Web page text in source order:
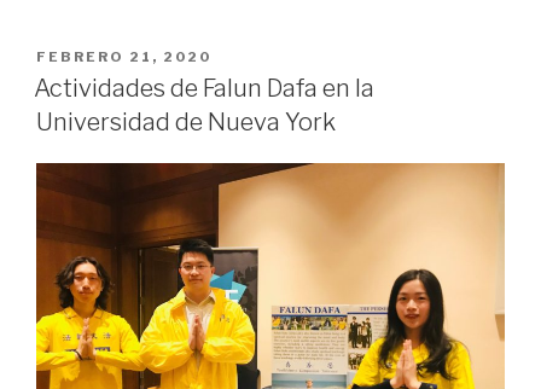
de
Intercambio
de
de
cultivación
de
jóvenes
practicantes
de
Falun
Dafa
PUBLICADO
EL
FEBRERO 21, 2020
Actividades de Falun Dafa en la
Universidad de Nueva York